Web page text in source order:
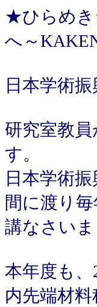
★ひらめき
へ～
日本学術振
研究室教
す。
日本学術
間に渡り
講なさいま
本年度も
内先端材